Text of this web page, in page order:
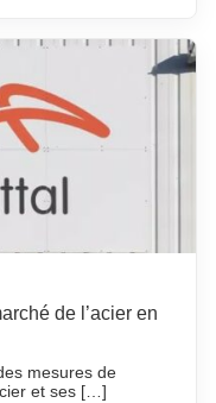
de l’acier en
mesures de
et ses […]